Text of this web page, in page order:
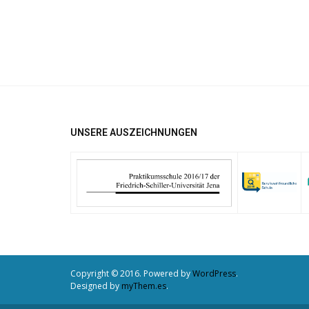
UNSERE AUSZEICHNUNGEN
Copyright © 2016. Powered byWordPress.
Designed by myThem.es.